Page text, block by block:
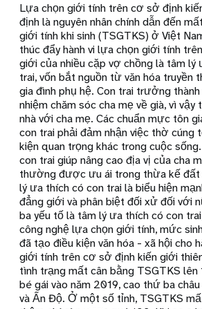
Lựa chọn giới tính trên cơ sở định
định là nguyên nhân chính dẫn đến
giới tính khi sinh (TSGTKS) ở Việt
thúc đẩy hành vi lựa chọn giới tính
giới của nhiều cặp vợ chồng là tâm lý
trai, vốn bắt nguồn từ văn hóa truyền
gia đình phụ hệ. Con trai trưởng
nhiệm chăm sóc cha mẹ về già, vì
nhà với cha mẹ. Các chuẩn mực tôn
con trai phải đảm nhận việc thờ cúng
kiện quan trọng khác trong cuộc
con trai giúp nâng cao địa vị của cha
thường được ưu ái trong thừa kế đất
lý ưa thích có con trai là biểu hiện
đẳng giới và phân biệt đối xử đối với
ba yếu tố là tâm lý ưa thích có con
công nghệ lựa chọn giới tính, mức
đã tạo điều kiện văn hóa - xã hội cho
giới tính trên cơ sở định kiến giới
tình trạng mất cân bằng TSGTKS lên
bé gái vào năm 2019, cao thứ ba
và Ấn Độ. Ở một số tỉnh, TSGTKS